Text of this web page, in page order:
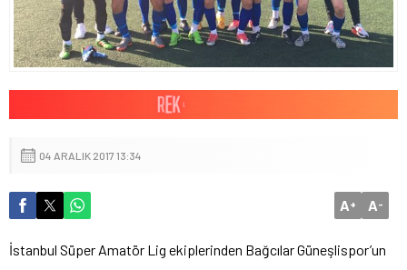
04 ARALIK 2017 13:34
A+ A-
İstanbul Süper Amatör Lig ekiplerinden Bağcılar Güneşlispor’un